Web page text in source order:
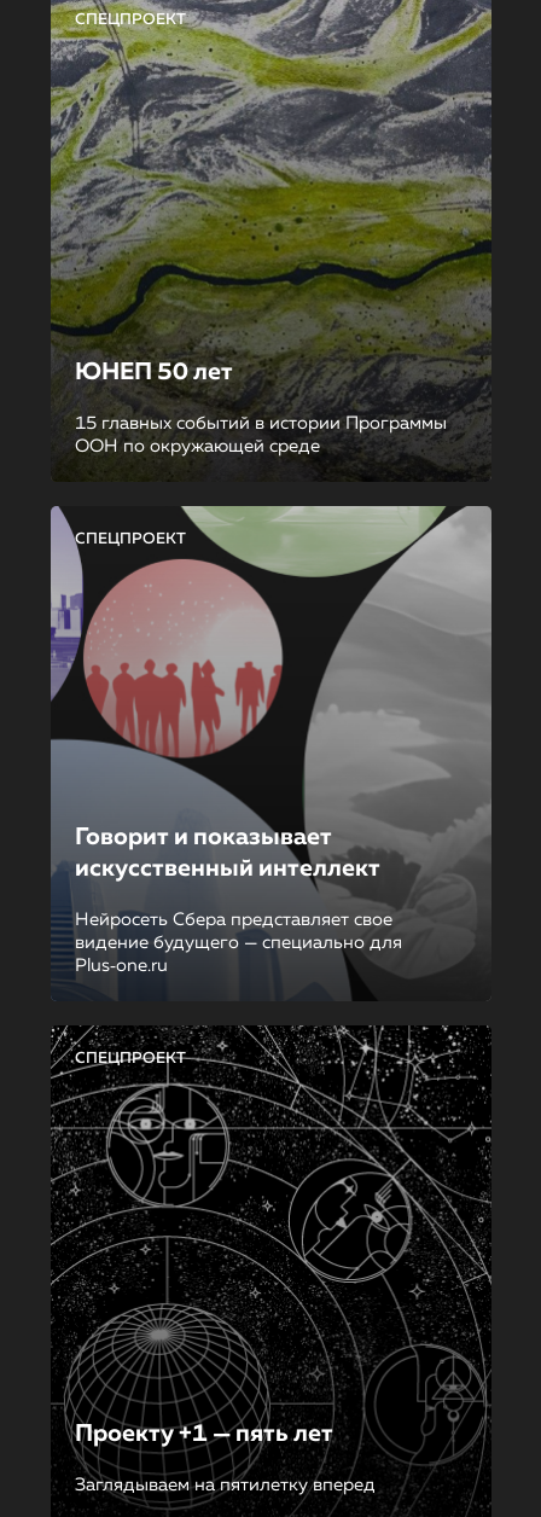
СПЕЦПРОЕКТ
ЮНЕП 50 лет
15 главных событий в истории Программы
ООН по окружающей среде
СПЕЦПРОЕКТ
Говорит и показывает
искусственный интеллект
Нейросеть Сбера представляет свое
видение будущего — специально для
Plus‑one.ru
СПЕЦПРОЕКТ
Проекту +1 — пять лет
Заглядываем на пятилетку вперед